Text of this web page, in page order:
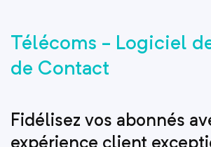
Télécoms - Logiciel
de Contact
Fidélisez vos abonnés
expérience client